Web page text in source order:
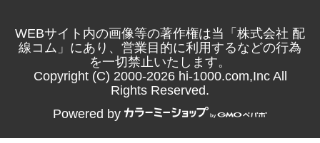
WEBサイト内の画像等の著作権は当「株式会社 配
線コム」にあり、営業目的に利用するなどの行為
を一切禁止いたします。
Copyright (C) 2000-2026 hi-1000.com,Inc All
Rights Reserved.
Powered by